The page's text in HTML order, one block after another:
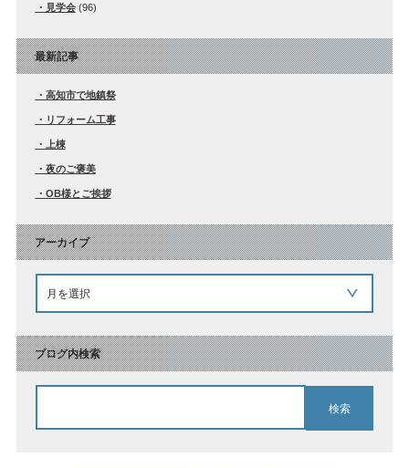
見学会(96)
最新記事
高知市で地鎮祭
リフォーム工事
上棟
夜のご褒美
OB様とご挨拶
アーカイブ
ブログ内検索